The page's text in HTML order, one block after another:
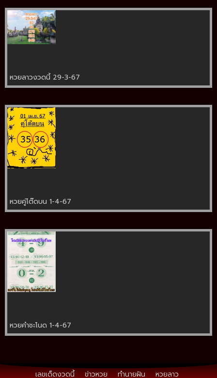
หวยลาวงวดนี้ 29-3-67
หวยคู่โต๊ดบน 1-4-67
หวยคำชะโนด 1-4-67
เลขเด็ดงวดนี้ ข่าวหวย ทำนายฝัน หวยลาว